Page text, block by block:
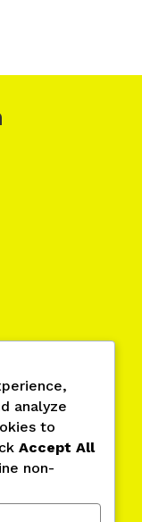
analyze
to
Accept All
non-